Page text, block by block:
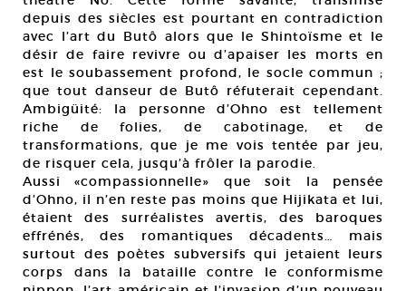
depuis des siècles est pourtant en contradiction
avec l’art du Butô alors que le Shintoïsme et le
désir de faire revivre ou d’apaiser les morts en
est le soubassement profond, le socle commun ;
que tout danseur de Butô réfuterait cependant.
Ambigüité: la personne d’Ohno est tellement
riche de folies, de cabotinage, et de
transformations, que je me vois tentée par jeu,
de risquer cela, jusqu’à frôler la parodie.
Aussi «compassionnelle» que soit la pensée
d’Ohno, il n’en reste pas moins que Hijikata et lui,
étaient des surréalistes avertis, des baroques
effrénés, des romantiques décadents… mais
surtout des poètes subversifs qui jetaient leurs
corps dans la bataille contre le conformisme